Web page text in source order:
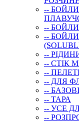
--
-- БОЙЛИ
--
--
-- СТIК
--
-- ДЛЯ
--
-- ТАРА
-- УСЕ
--